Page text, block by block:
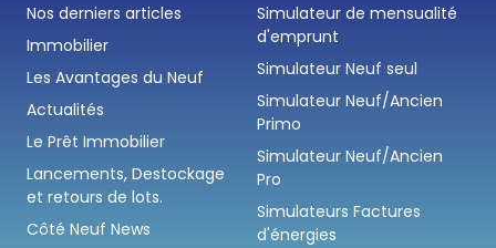
Nos derniers articles
Immobilier
Les Avantages du Neuf
Actualités
Le Prêt Immobilier
Lancements, Destockage
et retours de lots.
Côté Neuf News
Simulateur de mensualité
d'emprunt
Simulateur Neuf seul
Simulateur Neuf/Ancien
Primo
Simulateur Neuf/Ancien
Pro
Simulateurs Factures
d'énergies